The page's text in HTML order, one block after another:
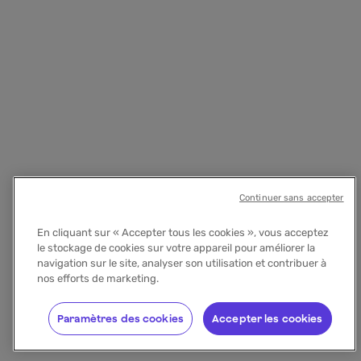
En cliquant sur « Accepter tous les cookies », vous acceptez
le stockage de cookies sur votre appareil pour améliorer la
navigation sur le site, analyser son utilisation et contribuer à
nos efforts de marketing.
Accepter les cookies
Paramètres des cookies
Continuer sans accepter